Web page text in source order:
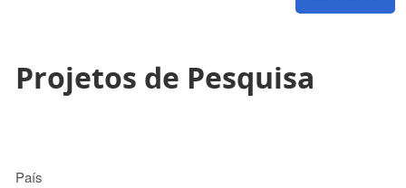
Projetos de Pesquisa
País